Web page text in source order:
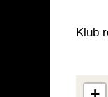
Klub